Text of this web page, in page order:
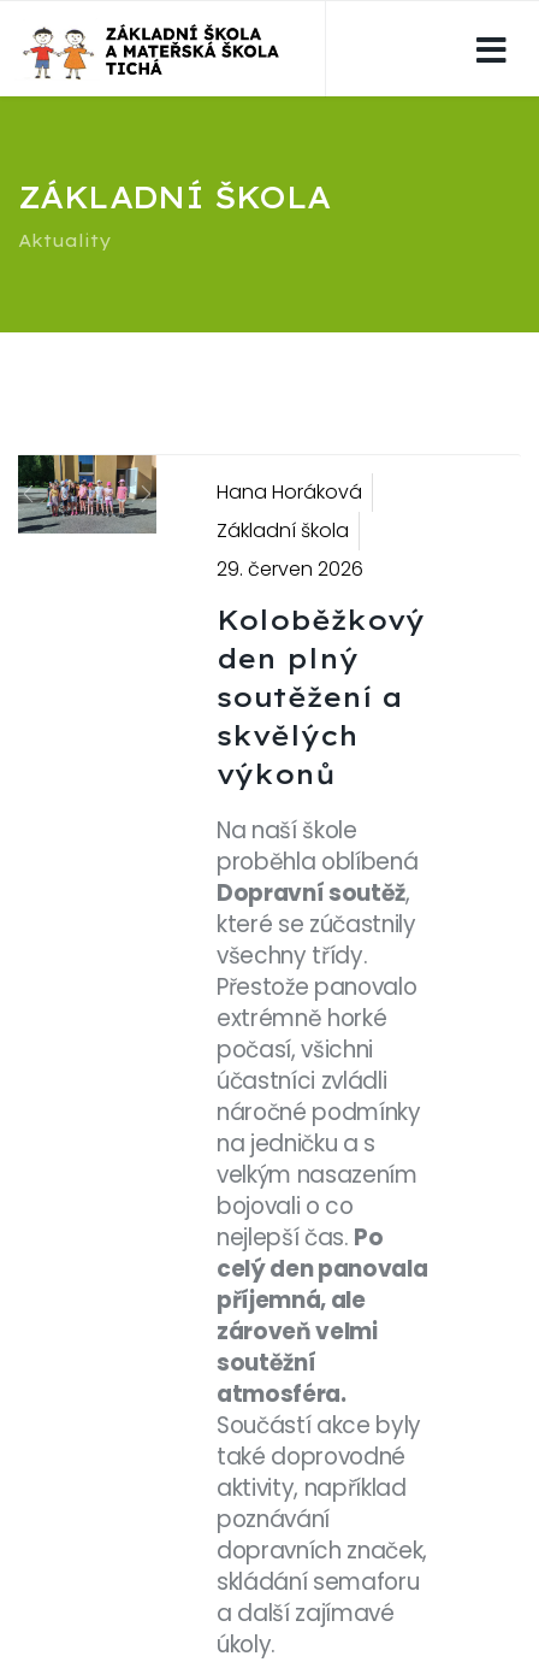
ZÁKLADNÍ ŠKOLA
Aktuality
Previous Next
Hana Horáková
Základní škola
29. červen 2026
Koloběžkový
den plný
soutěžení a
skvělých
výkonů
Na naší škole
proběhla oblíbená
Dopravní soutěž,
které se zúčastnily
všechny třídy.
Přestože panovalo
extrémně horké
počasí, všichni
účastníci zvládli
náročné podmínky
na jedničku a s
velkým nasazením
bojovali o co
nejlepší čas. Po
celý den panovala
příjemná, ale
zároveň velmi
soutěžní
atmosféra.
Součástí akce byly
také doprovodné
aktivity, například
poznávání
dopravních značek,
skládání semaforu
a další zajímavé
úkoly.